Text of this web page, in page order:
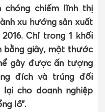
chóng chiếm lĩnh thị
xu hướng sản xuất
Chỉ trong 1 khối
bằng giây, một thước
gây được ấn tượng
đích và trúng đối
cho doanh nghiệp
lồ”.